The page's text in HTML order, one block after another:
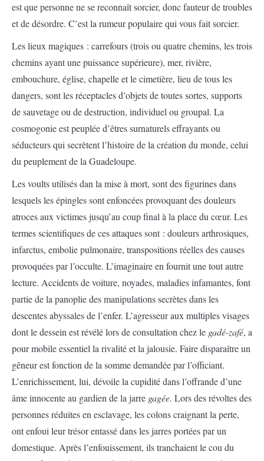
est que personne ne se reconnaît sorcier, donc fauteur de troubles
et de désordre. C’est la rumeur populaire qui vous fait sorcier.
Les lieux magiques : carrefours (trois ou quatre chemins, les trois
chemins ayant une puissance supérieure), mer, rivière,
embouchure, église, chapelle et le cimetière, lieu de tous les
dangers, sont les réceptacles d’objets de toutes sortes, supports
de sauvetage ou de destruction, individuel ou groupal. La
cosmogonie est peuplée d’êtres surnaturels effrayants ou
séducteurs qui secrètent l’histoire de la création du monde, celui
du peuplement de la Guadeloupe.
Les voults utilisés dan la mise à mort, sont des figurines dans
lesquels les épingles sont enfoncées provoquant des douleurs
atroces aux victimes jusqu’au coup final à la place du cœur. Les
termes scientifiques de ces attaques sont : douleurs arthrosiques,
infarctus, embolie pulmonaire, transpositions réelles des causes
provoquées par l’occulte. L’imaginaire en fournit une tout autre
lecture. Accidents de voiture, noyades, maladies infamantes, font
partie de la panoplie des manipulations secrètes dans les
descentes abyssales de l’enfer. L’agresseur aux multiples visages
dont le dessein est révélé lors de consultation chez le gadé-zafé, a
pour mobile essentiel la rivalité et la jalousie. Faire disparaître un
gêneur est fonction de la somme demandée par l’officiant.
L’enrichissement, lui, dévoile la cupidité dans l’offrande d’une
âme innocente au gardien de la jarre gagée. Lors des révoltes des
personnes réduites en esclavage, les colons craignant la perte,
ont enfoui leur trésor entassé dans les jarres portées par un
domestique. Après l’enfouissement, ils tranchaient le cou du